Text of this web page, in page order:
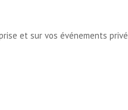
et sur vos événements